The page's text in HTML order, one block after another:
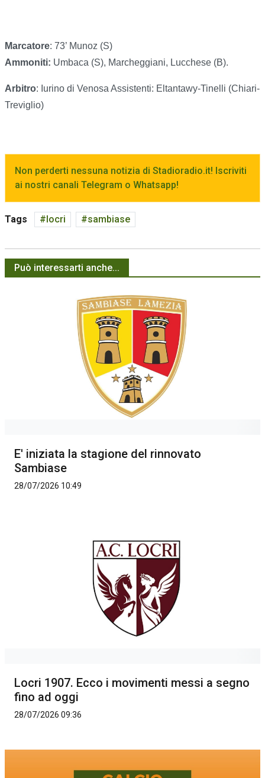
Marcatore: 73’ Munoz (S)
Ammoniti: Umbaca (S), Marcheggiani, Lucchese (B).
Arbitro: Iurino di Venosa Assistenti: Eltantawy-Tinelli (Chiari-
Treviglio)
Non perderti nessuna notizia di Stadioradio.it! Iscriviti
ai nostri canali Telegram o Whatsapp!
Tags locri sambiase
Può interessarti anche...
E' iniziata la stagione del rinnovato
Sambiase
28/07/2026 10:49
Locri 1907. Ecco i movimenti messi a segno
fino ad oggi
28/07/2026 09:36